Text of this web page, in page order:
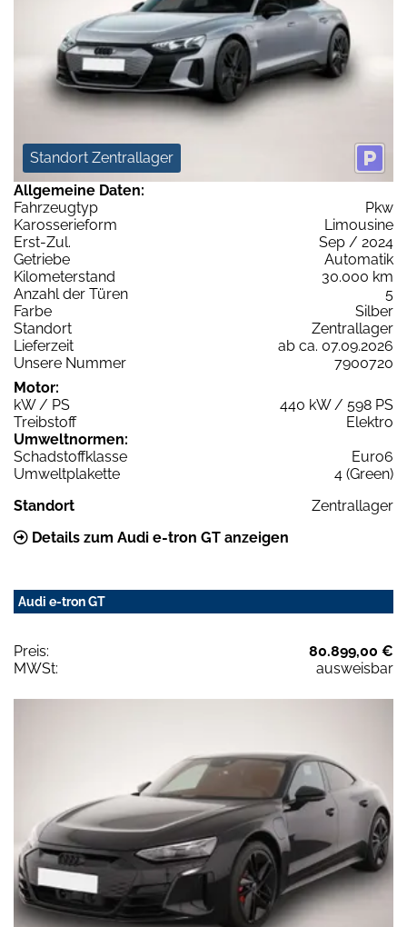
Standort Zentrallager
Allgemeine Daten:
Fahrzeugtyp
Pkw
Karosserieform
Limousine
Erst-Zul.
Sep / 2024
Getriebe
Automatik
Kilometerstand
30.000 km
Anzahl der Türen
5
Farbe
Silber
Standort
Zentrallager
Lieferzeit
ab ca. 07.09.2026
Unsere Nummer
7900720
Motor:
kW / PS
440 kW / 598 PS
Treibstoff
Elektro
Umweltnormen:
Schadstoffklasse
Euro6
Umweltplakette
4 (Green)
Standort
Zentrallager
Details zum Audi e-tron GT anzeigen
Audi e-tron GT
Preis:
80.899,00 €
MWSt:
ausweisbar